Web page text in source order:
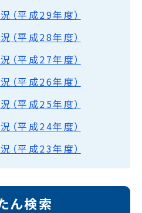
（平成29年度）
（平成28年度）
（平成27年度）
（平成26年度）
（平成25年度）
（平成24年度）
（平成23年度）
ん検索